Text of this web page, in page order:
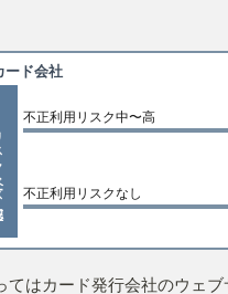
ード会社
証
不正利用リスク中〜高
不正利用リスクなし
てはカード発行会社のウェ